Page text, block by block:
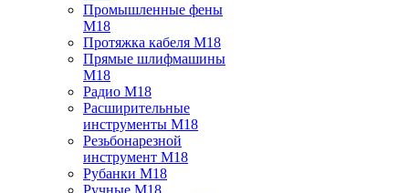
Промышленные фены
M18
Протяжка кабеля M18
Прямые шлифмашины
M18
Радио M18
Расширительные
инструменты M18
Резьбонарезной
инструмент M18
Рубанки M18
Ручные M18